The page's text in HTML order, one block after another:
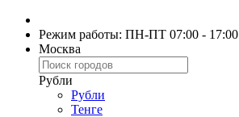
Режим работы: ПН-ПТ 07:00 - 17:00
Москва
Рубли
Рубли
Тенге